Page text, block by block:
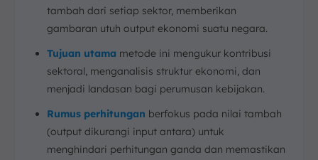
tambah dari setiap sektor, memberikan
gambaran utuh output ekonomi suatu negara.
Tujuan utama metode ini mengukur kontribusi
sektoral, menganalisis struktur ekonomi, dan
menjadi landasan bagi perumusan kebijakan.
Rumus perhitungan berfokus pada nilai tambah
(output dikurangi input antara) untuk
menghindari perhitungan ganda dan memastikan